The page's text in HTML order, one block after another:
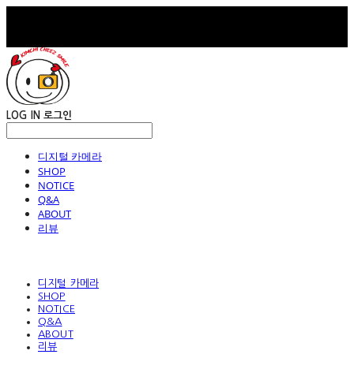
LOG IN 로그인
디지털 카메라
SHOP
NOTICE
Q&A
ABOUT
리뷰
디지털 카메라
SHOP
NOTICE
Q&A
ABOUT
리뷰